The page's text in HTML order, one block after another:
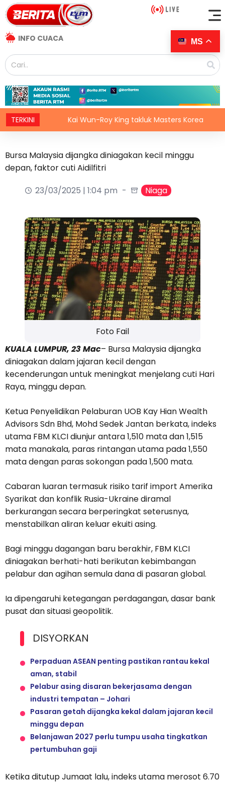
INFO CUACA
TERKINI Kai Wun-Roy King takluk Masters Korea
Bursa Malaysia dijangka diniagakan kecil minggu
depan, faktor cuti Aidilfitri
23/03/2025 | 1:04 pm
Niaga
Foto Fail
KUALA LUMPUR, 23 Mac– Bursa Malaysia dijangka
diniagakan dalam jajaran kecil dengan
kecenderungan untuk meningkat menjelang cuti Hari
Raya, minggu depan.
Ketua Penyelidikan Pelaburan UOB Kay Hian Wealth
Advisors Sdn Bhd, Mohd Sedek Jantan berkata, indeks
utama FBM KLCI diunjur antara 1,510 mata dan 1,515
mata manakala, paras rintangan utama pada 1,550
mata dengan paras sokongan pada 1,500 mata.
Cabaran luaran termasuk risiko tarif import Amerika
Syarikat dan konflik Rusia-Ukraine diramal
berkurangan secara berperingkat seterusnya,
menstabilkan aliran keluar ekuiti asing.
Bagi minggu dagangan baru berakhir, FBM KLCI
diniagakan berhati-hati berikutan kebimbangan
pelabur dan agihan semula dana di pasaran global.
Ia dipengaruhi ketegangan perdagangan, dasar bank
pusat dan situasi geopolitik.
DISYORKAN
Perpaduan ASEAN penting pastikan rantau kekal
aman, stabil
Pelabur asing disaran bekerjasama dengan
industri tempatan – Johari
Pasaran getah dijangka kekal dalam jajaran kecil
minggu depan
Belanjawan 2027 perlu tumpu usaha tingkatkan
pertumbuhan gaji
Ketika ditutup Jumaat lalu, indeks utama merosot 6.70
MS